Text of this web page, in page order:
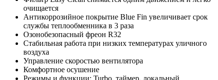
очищается
Антикоррозийное покрытие Blue Fin увеличивает срок
службы теплообменника в 3 раза
Озонобезопасный фреон R32
Стабильная работа при низких температурах уличного
воздуха
Управление скоростью вентилятора
Комфортное осушение
Режимы и функции: Turbo, таймер, локальный